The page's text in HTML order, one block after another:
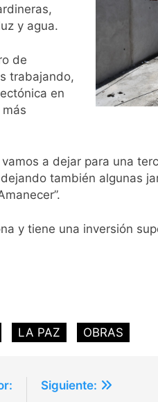
y agua.
de
trabajando,
en
a dejar para una
también algunas
y tiene una inversión
LA PAZ OBRAS
Siguiente: